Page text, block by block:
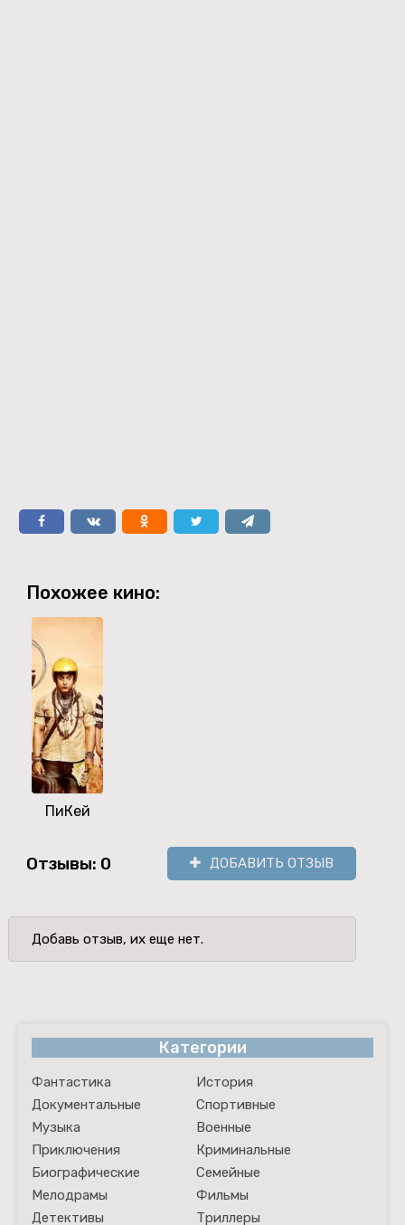
Похожее кино:
ПиКей
Отзывы: 0 ДОБАВИТЬ ОТЗЫВ
Добавь отзыв, их еще нет.
Категории
Фантастика
История
Документальные
Спортивные
Музыка
Военные
Приключения
Криминальные
Биографические
Семейные
Мелодрамы
Фильмы
Детективы
Триллеры